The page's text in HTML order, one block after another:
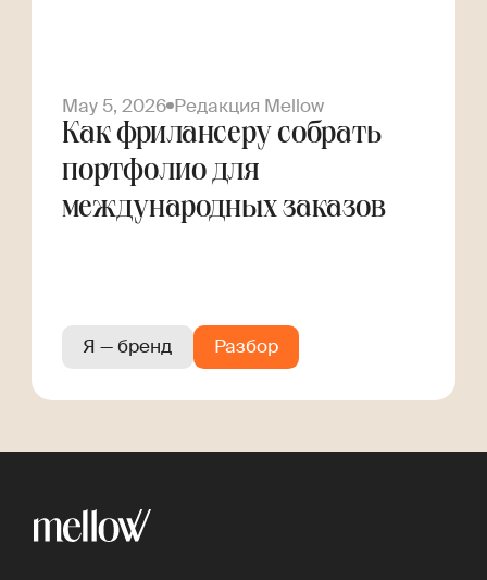
May 5, 2026 Редакция Mellow
Как фрилансеру собрать
портфолио для
международных заказов
Я — бренд Разбор